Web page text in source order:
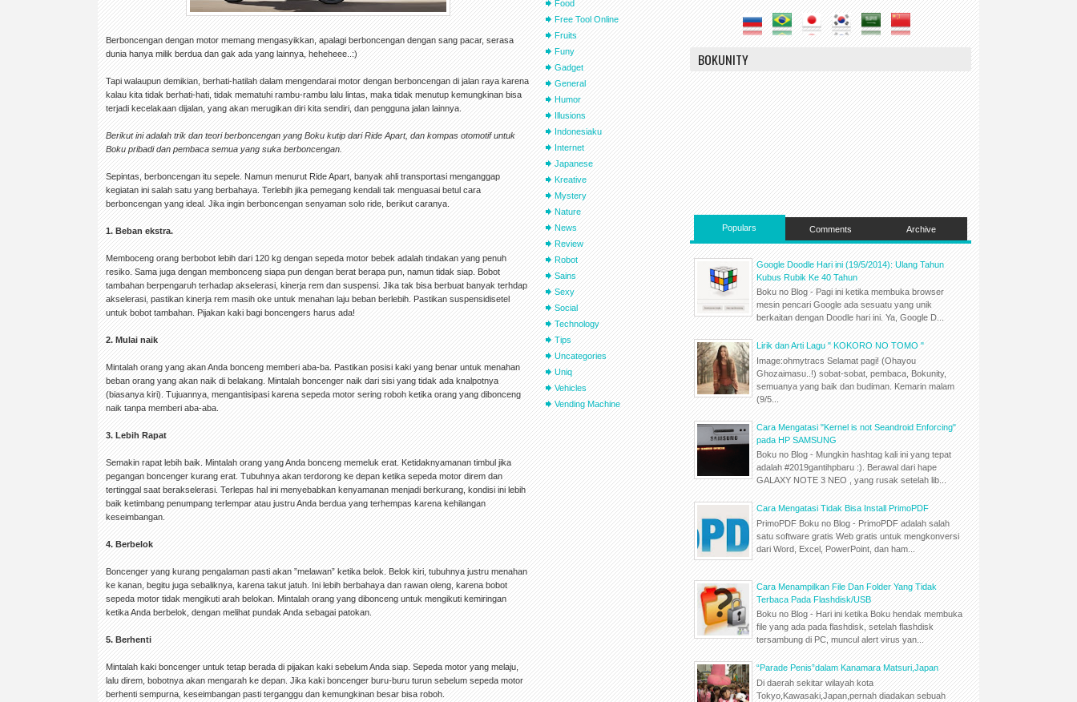
Berboncengan dengan motor memang mengasyikkan, apalagi berboncengan dengan sang pacar, serasa
dunia hanya milik berdua dan gak ada yang lainnya, heheheee..:)
Tapi walaupun demikian, berhati-hatilah dalam mengendarai motor dengan berboncengan di jalan raya karena
kalau kita tidak berhati-hati, tidak mematuhi rambu-rambu lalu lintas, maka tidak menutup kemungkinan bisa
terjadi kecelakaan dijalan, yang akan merugikan diri kita sendiri, dan pengguna jalan lainnya.
Berikut ini adalah trik dan teori berboncengan yang Boku kutip dari Ride Apart, dan kompas otomotif untuk
Boku pribadi dan pembaca semua yang suka berboncengan.
Sepintas, berboncengan itu sepele. Namun menurut Ride Apart, banyak ahli transportasi menganggap
kegiatan ini salah satu yang berbahaya. Terlebih jika pemegang kendali tak menguasai betul cara
berboncengan yang ideal. Jika ingin berboncengan senyaman solo ride, berikut caranya.
1. Beban ekstra.
Memboceng orang berbobot lebih dari 120 kg dengan sepeda motor bebek adalah tindakan yang penuh
resiko. Sama juga dengan membonceng siapa pun dengan berat berapa pun, namun tidak siap. Bobot
tambahan berpengaruh terhadap akselerasi, kinerja rem dan suspensi. Jika tak bisa berbuat banyak terhdap
akselerasi, pastikan kinerja rem masih oke untuk menahan laju beban berlebih. Pastikan suspensidisetel
untuk bobot tambahan. Pijakan kaki bagi boncengers harus ada!
2. Mulai naik
Mintalah orang yang akan Anda bonceng memberi aba-ba. Pastikan posisi kaki yang benar untuk menahan
beban orang yang akan naik di belakang. Mintalah boncenger naik dari sisi yang tidak ada knalpotnya
(biasanya kiri). Tujuannya, mengantisipasi karena sepeda motor sering roboh ketika orang yang dibonceng
naik tanpa memberi aba-aba.
3. Lebih Rapat
Semakin rapat lebih baik. Mintalah orang yang Anda bonceng memeluk erat. Ketidaknyamanan timbul jika
pegangan boncenger kurang erat. Tubuhnya akan terdorong ke depan ketika sepeda motor direm dan
tertinggal saat berakselerasi. Terlepas hal ini menyebabkan kenyamanan menjadi berkurang, kondisi ini lebih
baik ketimbang penumpang terlempar atau justru Anda berdua yang terhempas karena kehilangan
keseimbangan.
4. Berbelok
Boncenger yang kurang pengalaman pasti akan ”melawan” ketika belok. Belok kiri, tubuhnya justru menahan
ke kanan, begitu juga sebaliknya, karena takut jatuh. Ini lebih berbahaya dan rawan oleng, karena bobot
sepeda motor tidak mengikuti arah belokan. Mintalah orang yang dibonceng untuk mengikuti kemiringan
ketika Anda berbelok, dengan melihat pundak Anda sebagai patokan.
5. Berhenti
Mintalah kaki boncenger untuk tetap berada di pijakan kaki sebelum Anda siap. Sepeda motor yang melaju,
lalu direm, bobotnya akan mengarah ke depan. Jika kaki boncenger buru-buru turun sebelum sepeda motor
berhenti sempurna, keseimbangan pasti terganggu dan kemungkinan besar bisa roboh.
BOKUNITY
Populars Comments Archive
Google Doodle Hari ini (19/5/2014): Ulang Tahun
Kubus Rubik Ke 40 Tahun
Boku no Blog - Pagi ini ketika membuka browser
mesin pencari Google ada sesuatu yang unik
berkaitan dengan Doodle hari ini. Ya, Google D...
Lirik dan Arti Lagu " KOKORO NO TOMO "
Image:ohmytracs Selamat pagi! (Ohayou
Ghozaimasu..!) sobat-sobat, pembaca, Bokunity,
semuanya yang baik dan budiman. Kemarin malam
(9/5...
Cara Mengatasi "Kernel is not Seandroid Enforcing"
pada HP SAMSUNG
Boku no Blog - Mungkin hashtag kali ini yang tepat
adalah #2019gantihpbaru :). Berawal dari hape
GALAXY NOTE 3 NEO , yang rusak setelah lib...
Cara Mengatasi Tidak Bisa Install PrimoPDF
PrimoPDF Boku no Blog - PrimoPDF adalah salah
satu software gratis Web gratis untuk mengkonversi
dari Word, Excel, PowerPoint, dan ham...
Cara Menampilkan File Dan Folder Yang Tidak
Terbaca Pada Flashdisk/USB
Boku no Blog - Hari ini ketika Boku hendak membuka
file yang ada pada flashdisk, setelah flashdisk
tersambung di PC, muncul alert virus yan...
“Parade Penis”dalam Kanamara Matsuri,Japan
Di daerah sekitar wilayah kota
Tokyo,Kawasaki,Japan,pernah diadakan sebuah
Food
Free Tool Online
Fruits
Funy
Gadget
General
Humor
Illusions
Indonesiaku
Internet
Japanese
Kreative
Mystery
Nature
News
Review
Robot
Sains
Sexy
Social
Technology
Tips
Uncategories
Uniq
Vehicles
Vending Machine